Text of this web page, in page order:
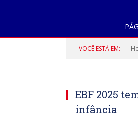
VOCÊ ESTÁ EM:
EBF 2025
infância